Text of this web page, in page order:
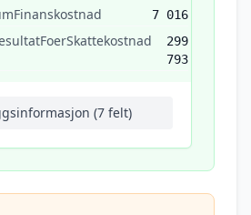
7 016
299
793
(7 felt)